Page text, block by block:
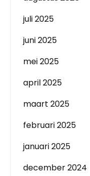
juli 2025
juni 2025
mei 2025
april 2025
maart 2025
februari 2025
januari 2025
december 2024